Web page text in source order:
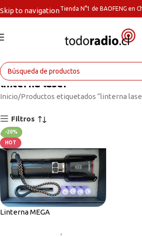
Skip to navigationTienda N°1 de BAOFENG en
linterna laser
Inicio Productos etiquetados “linterna
Filtros
-20%
HOT
Linterna MEGA
,